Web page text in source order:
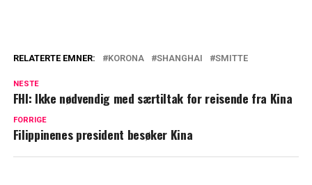
RELATERTE EMNER: KORONA SHANGHAI SMITTE
NESTE
FHI: Ikke nødvendig med særtiltak for reisende fra Kina
FORRIGE
Filippinenes president besøker Kina